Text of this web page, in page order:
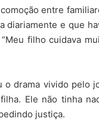
entre
diariamente e que
filho cuidava
drama vivido pelo
Ele não tinha
justiça.